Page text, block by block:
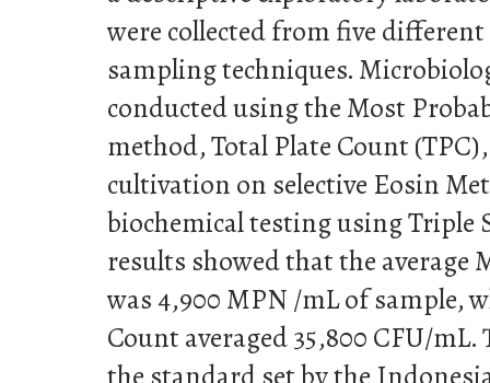
were collected from five
sampling techniques.
conducted using the Most
method, Total Plate Count
cultivation on selective Eosin
biochemical testing using Triple
results showed that the average
was 4,900 MPN /mL of sample,
Count averaged 35,800 CFU/mL.